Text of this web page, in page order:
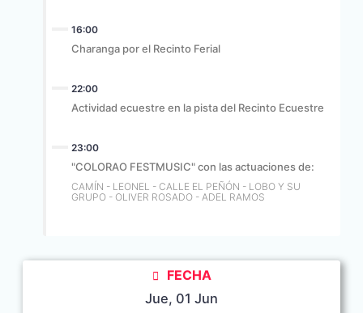
16:00
Charanga por el Recinto Ferial
22:00
Actividad ecuestre en la pista del Recinto Ecuestre
23:00
"COLORAO FESTMUSIC" con las actuaciones de:
CAMÍN - LEONEL - CALLE EL PEÑÓN - LOBO Y SU
GRUPO - OLIVER ROSADO - ADEL RAMOS
FECHA
Jue, 01 Jun